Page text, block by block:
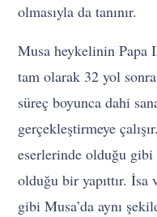
olmasıyla da tanınır.
Musa heykelinin Papa
tam olarak 32 yol
süreç boyunca dahi
gerçekleştirmeye
eserlerinde olduğu
olduğu bir yapıttır.
gibi Musa’da aynı